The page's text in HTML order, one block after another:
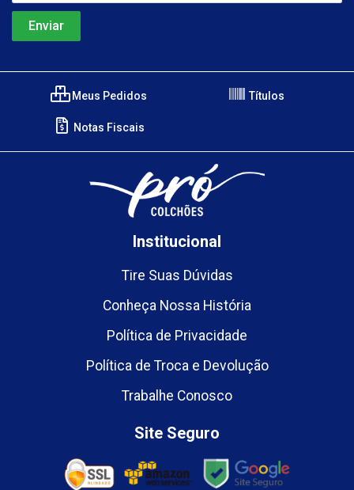
Meus Pedidos Títulos
Notas Fiscais
Institucional
Tire Suas Dúvidas
Conheça Nossa História
Política de Privacidade
Política de Troca e Devolução
Trabalhe Conosco
Site Seguro